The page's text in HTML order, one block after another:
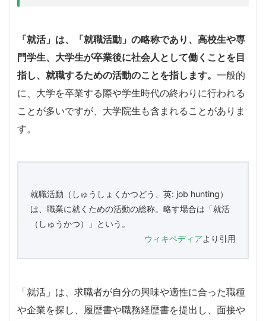
「就活」は、「就職活動」の略称であり、高校生や専
門学生、大学生が卒業後に社会人として働くことを目
指し、就職するための活動のことを指します。 一般的
に、大学を卒業する際や学生時代の終わりに行われる
ことが多いですが、大学院生も含まれることがありま
す。
就職活動（しゅうしょくかつどう、英: job hunting）
は、職業に就くための活動の総称。略す場合は「就活
（しゅうかつ）」という。
ウィキペディアより引用
「就活」は、求職者が自分の興味や適性に合った職種
や企業を探し、履歴書や職務経歴書を提出し、面接や